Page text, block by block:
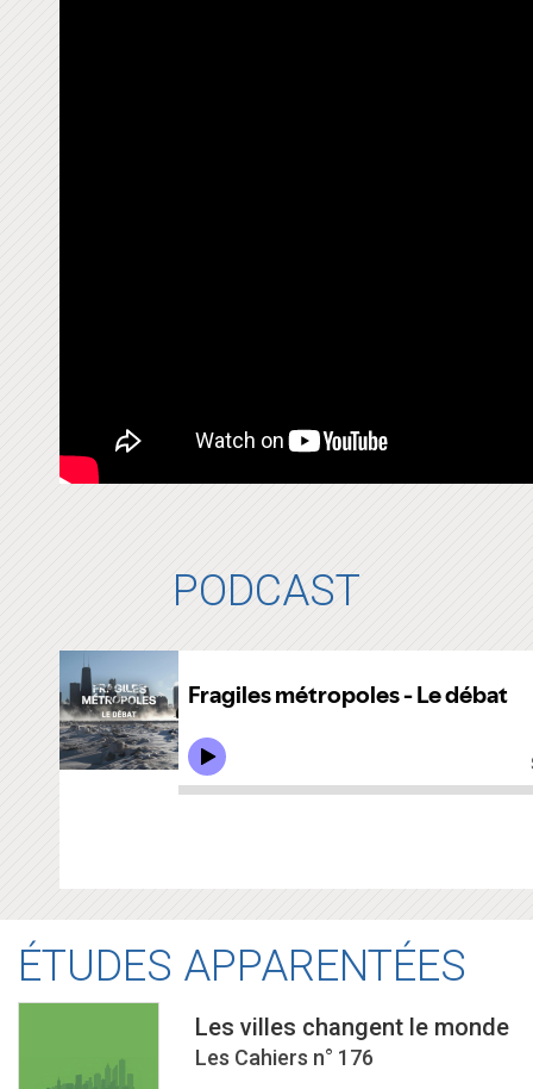
PODCAST
ÉTUDES APPARENTÉES
Les villes changent le monde
Les Cahiers n° 176